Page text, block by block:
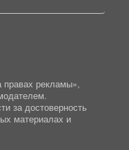
правах рекламы»,
за достоверность
материалах и